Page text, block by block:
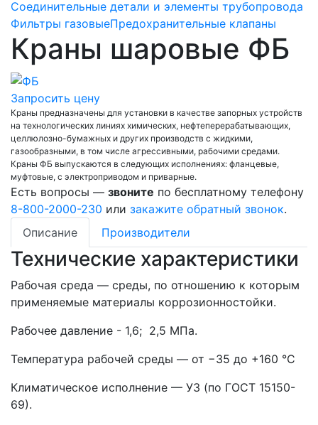
Соединительные детали и элементы трубопровода
Фильтры газовыеПредохранительные клапаны
Краны шаровые ФБ
Запросить цену
Краны предназначены для установки в качестве запорных устройств
на технологических линиях химических, нефтеперерабатывающих,
целлюлозно-бумажных и других производств с жидкими,
газообразными, в том числе агрессивными, рабочими средами.
Краны ФБ выпускаются в следующих исполнениях: фланцевые,
муфтовые, с электроприводом и приварные.
Есть вопросы — звоните по бесплатному телефону
8-800-2000-230 или закажите обратный звонок.
Описание
Производители
Технические характеристики
Рабочая среда — среды, по отношению к которым
применяемые материалы коррозионностойки.
Рабочее давление - 1,6; 2,5 МПа.
Температура рабочей среды — от −35 до +160 °С
Климатическое исполнение — У3 (по ГОСТ 15150-
69).